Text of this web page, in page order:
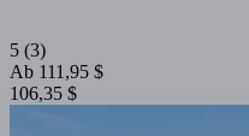
5 (3)
Ab 111,95 $
106,35 $